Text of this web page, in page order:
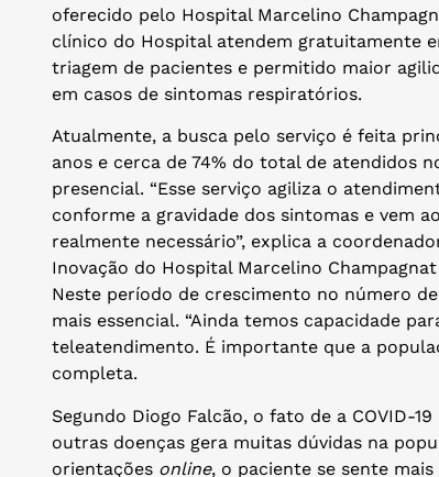
oferecido pelo Hospital Marcelino
clínico do Hospital atendem gratuitamente
triagem de pacientes e permitido maior
em casos de sintomas respiratórios.
Atualmente, a busca pelo serviço é feita
anos e cerca de 74% do total de atendidos
presencial. “Esse serviço agiliza o
conforme a gravidade dos sintomas e vem
realmente necessário”, explica a
Inovação do Hospital Marcelino
Neste período de crescimento no número
mais essencial. “Ainda temos capacidade
teleatendimento. É importante que a
completa.
Segundo Diogo Falcão, o fato de a COVID-
outras doenças gera muitas dúvidas na
orientações online, o paciente se sente